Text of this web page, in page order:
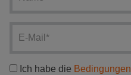
Ich habe die Bedingungen